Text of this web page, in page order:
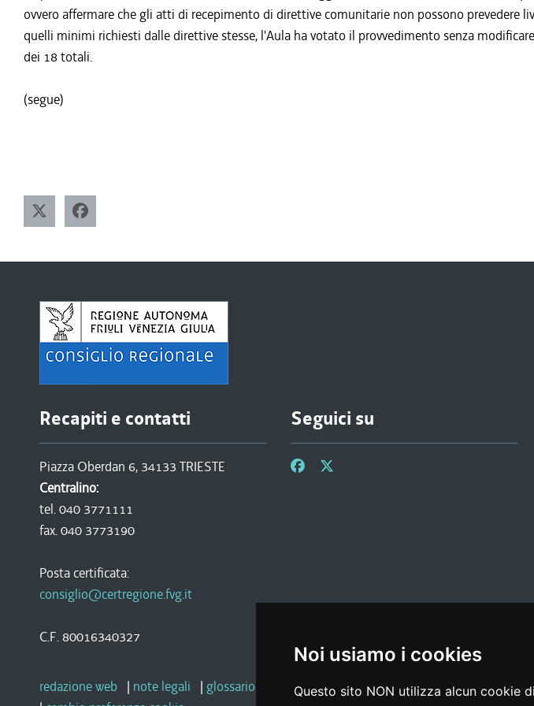
Noi usiamo i cookies
Questo sito NON utilizza alcun cookie
ovvero affermare che gli atti di recepimento di direttive comunitarie non possono prevedere
quelli minimi richiesti dalle direttive stesse, l'Aula ha votato il provvedimento senza
dei 18 totali.
(segue)
Recapiti e contatti
Piazza Oberdan 6, 34133 TRIESTE
Centralino:
tel. 040 3771111
fax. 040 3773190
Posta certificata:
consiglio@certregione.fvg.it
C.F. 80016340327
Seguici su
redazione web | note legali | glossario privacy |social media policy | dichiarazione di